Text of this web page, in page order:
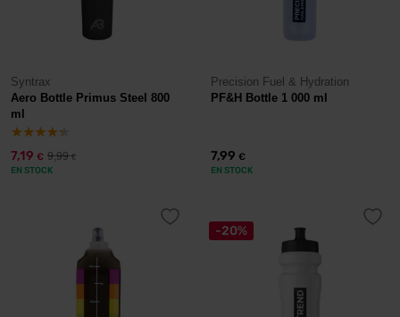
Syntrax
Aero Bottle Primus Steel 800
ml
7,19 € 9,99€
EN STOCK
Precision Fuel & Hydration
PF&H Bottle 1 000 ml
7,99 €
EN STOCK
-20%